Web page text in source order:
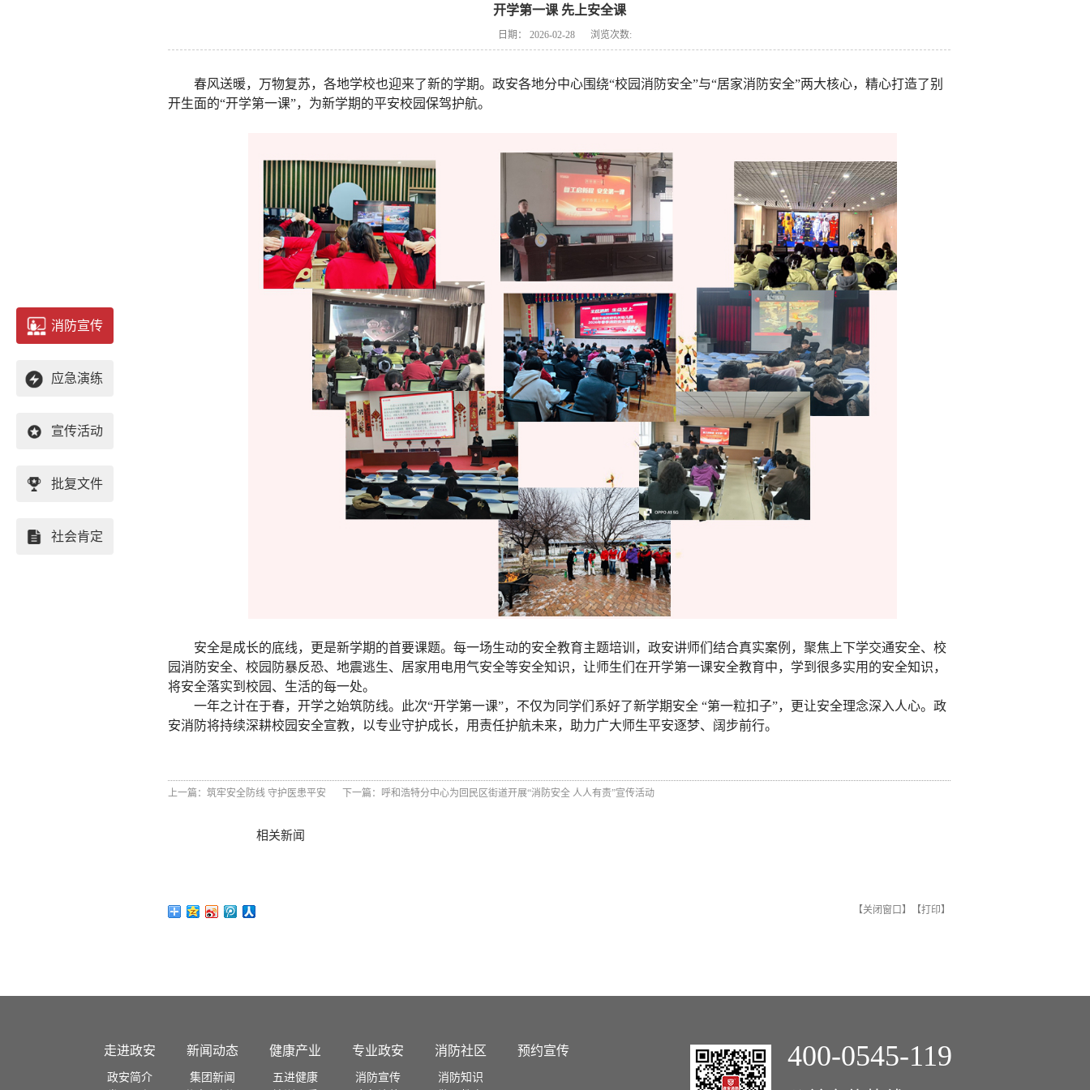
消防宣传
应急演练
宣传活动
批复文件
社会肯定
开学第一课 先上安全课
日期： 2026-02-28 浏览次数:
春风送暖，万物复苏，各地学校也迎来了新的学期。政安各地分中心围绕“校园消防安全”与“居家消防安全”两大核心，精心打造了别
开生面的“开学第一课”，为新学期的平安校园保驾护航。
安全是成长的底线，更是新学期的首要课题。每一场生动的安全教育主题培训，政安讲师们结合真实案例，聚焦上下学交通安全、校
园消防安全、校园防暴反恐、地震逃生、居家用电用气安全等安全知识，让师生们在开学第一课安全教育中，学到很多实用的安全知识，
将安全落实到校园、生活的每一处。
一年之计在于春，开学之始筑防线。此次“开学第一课”，不仅为同学们系好了新学期安全 “第一粒扣子”，更让安全理念深入人心。政
安消防将持续深耕校园安全宣教，以专业守护成长，用责任护航未来，助力广大师生平安逐梦、阔步前行。
上一篇： 筑牢安全防线 守护医患平安 下一篇： 呼和浩特分中心为回民区街道开展“消防安全 人人有责”宣传活动
相关新闻
【关闭窗口 】【打印】
走进政安
政安简介
新闻动态
集团新闻
健康产业
五进健康
专业政安
消防宣传
消防社区
消防知识
预约宣传 400-0545-119